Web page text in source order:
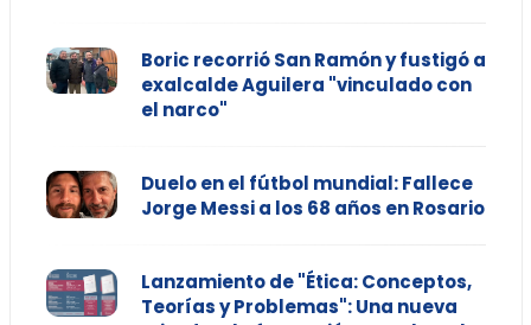
Boric recorrió San Ramón y fustigó a
exalcalde Aguilera "vinculado con
el narco"
Duelo en el fútbol mundial: Fallece
Jorge Messi a los 68 años en Rosario
Lanzamiento de "Ética: Conceptos,
Teorías y Problemas": Una nueva